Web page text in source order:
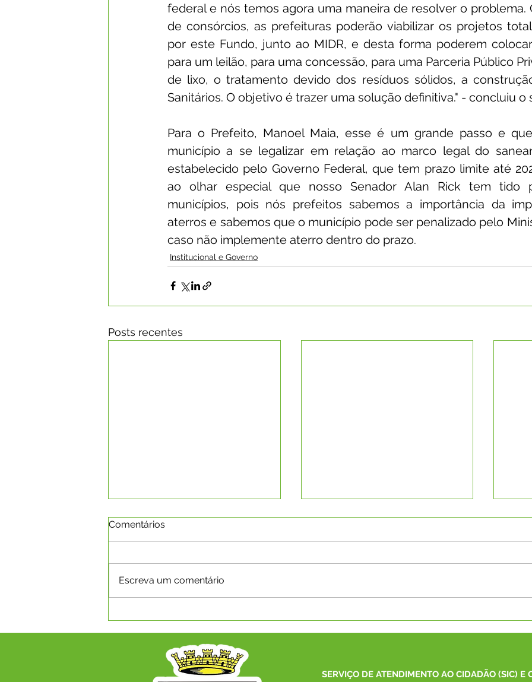
federal e nós temos agora uma maneira de resolver o problema.
de consórcios, as prefeituras poderão viabilizar os projetos
por este Fundo, junto ao MIDR, e desta forma poderem
para um leilão, para uma concessão, para uma Parceria Público
de lixo, o tratamento devido dos resíduos sólidos, a
Sanitários. O objetivo é trazer uma solução definitiva." - concluiu o
Para o Prefeito, Manoel Maia, esse é um grande passo e
município a se legalizar em relação ao marco legal do
estabelecido pelo Governo Federal, que tem prazo limite até
ao olhar especial que nosso Senador Alan Rick tem tido
municípios, pois nós prefeitos sabemos a importância da
aterros e sabemos que o município pode ser penalizado pelo
caso não implemente aterro dentro do prazo.
Institucional e Governo
Posts recentes
DO RODEIO ACONTECERÃO
NO PERÍOODO DE 15 A 31
DE JULHO
Comentários
Escreva um comentário
SERVIÇO DE ATENDIMENTO AO CIDADÃO (SIC) E